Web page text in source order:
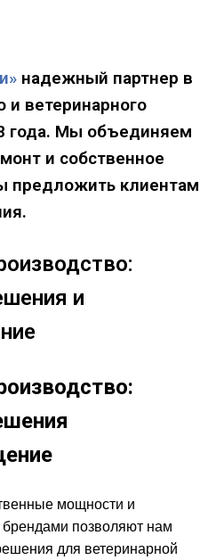
надежный партнер в
и ветеринарного
года. Мы объединяем
и собственное
предложить клиентам
и
мощности и
позволяют нам
для ветеринарной